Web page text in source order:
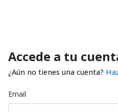
Accede a tu
¿Aún no tienes una cuenta?
Email